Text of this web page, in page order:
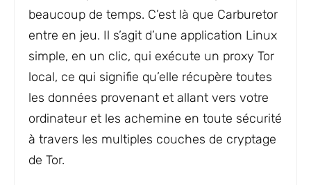
beaucoup de temps. C’est là que Carburetor
entre en jeu. Il s’agit d’une application Linux
simple, en un clic, qui exécute un proxy Tor
local, ce qui signifie qu’elle récupère toutes
les données provenant et allant vers votre
ordinateur et les achemine en toute sécurité
à travers les multiples couches de cryptage
de Tor.